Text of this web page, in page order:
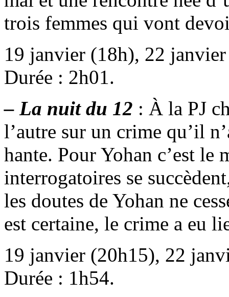
trois femmes qui vont
19 janvier (18h), 22
Durée : 2h01.
– La nuit du 12 : À la PJ
l’autre sur un crime qu’il
hante. Pour Yohan c’est le
interrogatoires se
les doutes de Yohan ne
est certaine, le crime a eu
19 janvier (20h15), 22
Durée : 1h54.